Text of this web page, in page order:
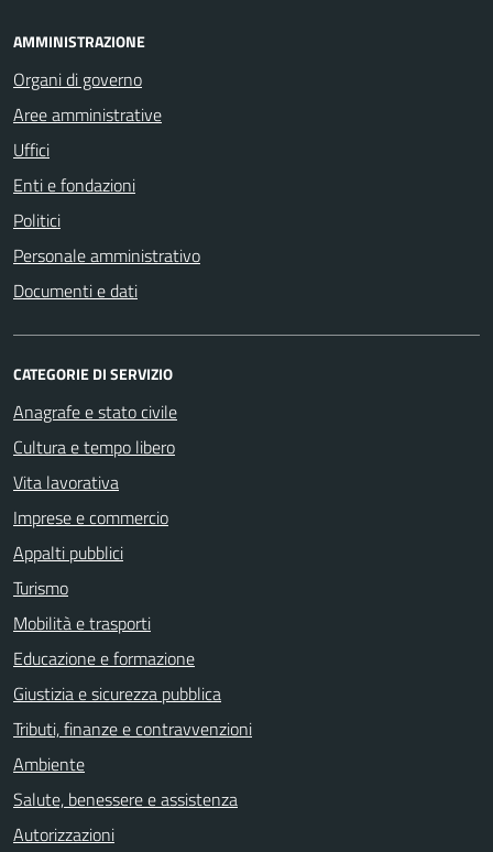
AMMINISTRAZIONE
Organi di governo
Aree amministrative
Uffici
Enti e fondazioni
Politici
Personale amministrativo
Documenti e dati
CATEGORIE DI SERVIZIO
Anagrafe e stato civile
Cultura e tempo libero
Vita lavorativa
Imprese e commercio
Appalti pubblici
Turismo
Mobilità e trasporti
Educazione e formazione
Giustizia e sicurezza pubblica
Tributi, finanze e contravvenzioni
Ambiente
Salute, benessere e assistenza
Autorizzazioni